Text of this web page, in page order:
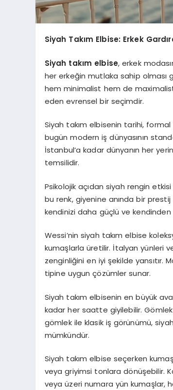
Siyah Takım Elbise: Erkek
Siyah takım elbise, erkek
her erkeğin mutlaka sahip olması
hem minimalist hem de
eden evrensel bir seçimdir.
Siyah takım elbisenin tarihi,
bugün modern iş dünyasının
İstanbul’a kadar dünyanın her
temsilidir.
Psikolojik açıdan siyah rengin
bu renk, giyenine anında bir
kendinizi daha güçlü ve
Wessi’nin siyah takım elbise
kumaşlarla üretilir. İtalyan yünleri
zenginliğini en iyi şekilde yansıtır.
tipine uygun çözümler sunar.
Siyah takım elbisenin en büyük
kadar her saatte giyilebilir.
gömlek ile klasik iş görünümü,
mümkündür.
Siyah takım elbise seçerken
veya griyimsi tonlara dönüşebilir.
veya üzeri numara yün kumaşlar,